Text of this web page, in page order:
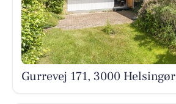
Gurrevej 171, 3000 Helsingør